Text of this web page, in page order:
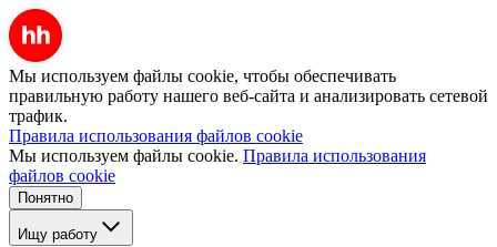
Мы используем файлы cookie, чтобы обеспечивать
правильную работу нашего веб-сайта и анализировать сетевой
трафик.
Правила использования файлов cookie
Мы используем файлы cookie. Правила использования
файлов cookie
Понятно
Ищу работу